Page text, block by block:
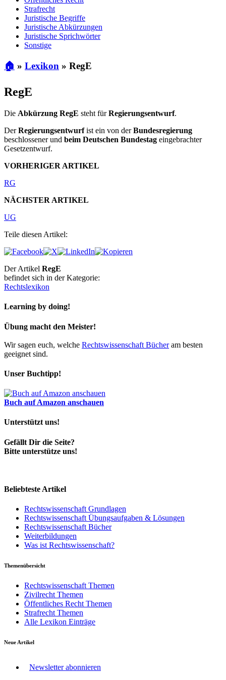
Strafrecht
Juristische Begriffe
Juristische Abkürzungen
Juristische Sprichwörter
Sonstige
🏠 » Lexikon » RegE
RegE
Die Abkürzung RegE steht fürRegierungsentwurf.
DerRegierungsentwurfist ein von derBundesregierung
beschlossener und beim Deutschen Bundestag eingebrachter
Gesetzentwurf.
VORHERIGER ARTIKEL
RG
NÄCHSTER ARTIKEL
UG
Teile diesen Artikel:
Der Artikel RegE
befindet sich in der Kategorie:
Rechtslexikon
Learning by doing!
Übung macht den Meister!
Wir sagen euch, welche Rechtswissenschaft Bücheram besten
geeignet sind.
Unser Buchtipp!
Buch auf Amazon anschauen
Unterstützt uns!
Gefällt Dir die Seite?
Bitte unterstütze uns!
Beliebteste Artikel
Rechtswissenschaft Grundlagen
Rechtswissenschaft Übungsaufgaben & Lösungen
Rechtswissenschaft Bücher
Weiterbildungen
Was ist Rechtswissenschaft?
Themenübersicht
Rechtswissenschaft Themen
Zivilrecht Themen
Öffentliches Recht Themen
Strafrecht Themen
Alle Lexikon Einträge
Neue Artikel
Newsletter abonnieren